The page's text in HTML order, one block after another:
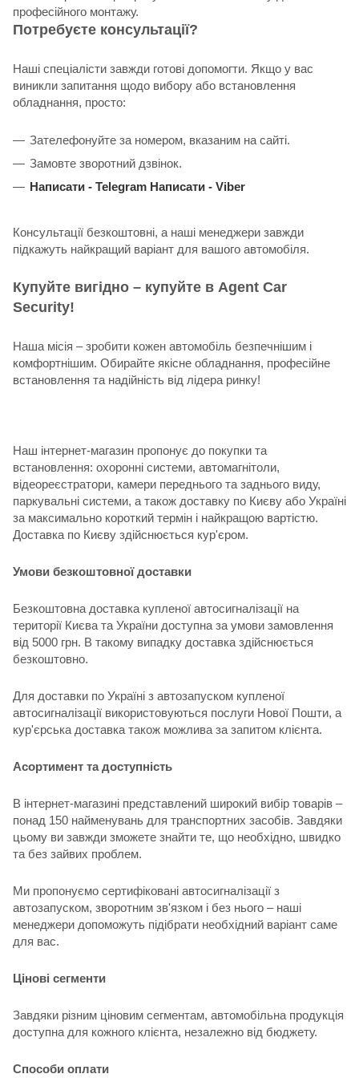
професійного монтажу.
Потребуєте консультації?
Наші спеціалісти завжди готові допомогти. Якщо у вас
виникли запитання щодо вибору або встановлення
обладнання, просто:
Зателефонуйте за номером, вказаним на сайті.
Замовте зворотний дзвінок.
Написати - Telegram Написати - Viber
Консультації безкоштовні, а наші менеджери завжди
підкажуть найкращий варіант для вашого автомобіля.
Купуйте вигідно – купуйте в Agent Car
Security!
Наша місія – зробити кожен автомобіль безпечнішим і
комфортнішим. Обирайте якісне обладнання, професійне
встановлення та надійність від лідера ринку!
Наш інтернет-магазин пропонує до покупки та
встановлення: охоронні системи, автомагнітоли,
відеореєстратори, камери переднього та заднього виду,
паркувальні системи, а також доставку по Києву або Україні
за максимально короткий термін і найкращою вартістю.
Доставка по Києву здійснюється кур'єром.
Умови безкоштовної доставки
Безкоштовна доставка купленої автосигналізації на
території Києва та України доступна за умови замовлення
від 5000 грн. В такому випадку доставка здійснюється
безкоштовно.
Для доставки по Україні з автозапуском купленої
автосигналізації використовуються послуги Нової Пошти, а
кур'єрська доставка також можлива за запитом клієнта.
Асортимент та доступність
В інтернет-магазині представлений широкий вибір товарів –
понад 150 найменувань для транспортних засобів. Завдяки
цьому ви завжди зможете знайти те, що необхідно, швидко
та без зайвих проблем.
Ми пропонуємо сертифіковані автосигналізації з
автозапуском, зворотним зв'язком і без нього – наші
менеджери допоможуть підібрати необхідний варіант саме
для вас.
Цінові сегменти
Завдяки різним ціновим сегментам, автомобільна продукція
доступна для кожного клієнта, незалежно від бюджету.
Способи оплати